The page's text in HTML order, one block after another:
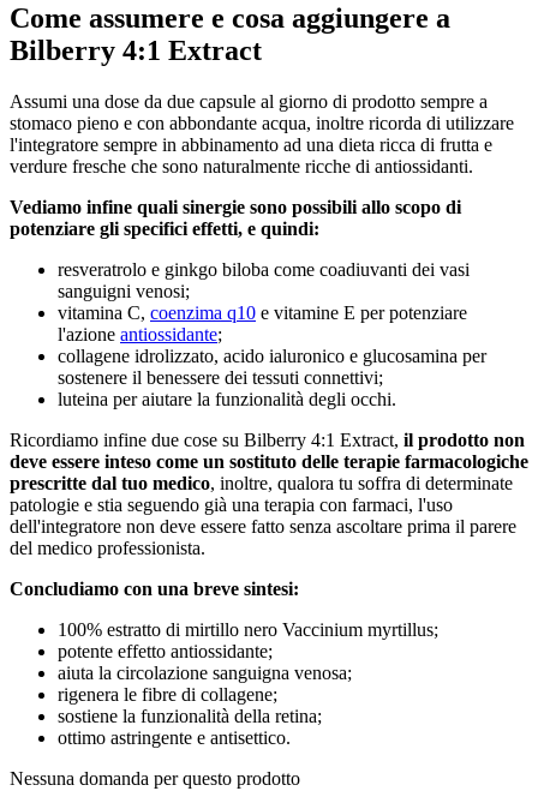
Come assumere e cosa aggiungere a
Bilberry 4:1 Extract
Assumi una dose da due capsule al giorno di prodotto sempre a
stomaco pieno e con abbondante acqua, inoltre ricorda di utilizzare
l'integratore sempre in abbinamento ad una dieta ricca di frutta e
verdure fresche che sono naturalmente ricche di antiossidanti.
Vediamo infine quali sinergie sono possibili allo scopo di
potenziare gli specifici effetti, e quindi:
resveratrolo e ginkgo biloba come coadiuvanti dei vasi
sanguigni venosi;
vitamina C, coenzima q10 e vitamine E per potenziare
l'azione antiossidante;
collagene idrolizzato, acido ialuronico e glucosamina per
sostenere il benessere dei tessuti connettivi;
luteina per aiutare la funzionalità degli occhi.
Ricordiamo infine due cose su Bilberry 4:1 Extract, il prodotto non
deve essere inteso come un sostituto delle terapie farmacologiche
prescritte dal tuo medico, inoltre, qualora tu soffra di determinate
patologie e stia seguendo già una terapia con farmaci, l'uso
dell'integratore non deve essere fatto senza ascoltare prima il parere
del medico professionista.
Concludiamo con una breve sintesi:
100% estratto di mirtillo nero Vaccinium myrtillus;
potente effetto antiossidante;
aiuta la circolazione sanguigna venosa;
rigenera le fibre di collagene;
sostiene la funzionalità della retina;
ottimo astringente e antisettico.
Nessuna domanda per questo prodotto